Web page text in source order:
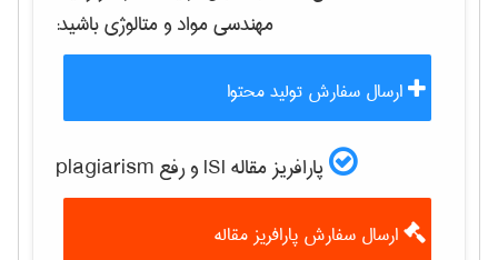
مهندسی مواد و متالوژیباشید:
ارسال سفارش تولید محتوا
پارافریز مقاله ISI و رفع plagiarism
ارسال سفارش پارافریز مقاله